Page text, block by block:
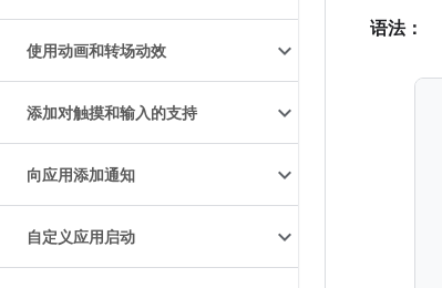
使用动画和转场动效
添加对触摸和输入的支持
向应用添加通知
自定义应用启动
语法：